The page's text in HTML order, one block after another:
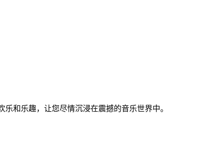
和乐趣，让您尽情沉浸在震撼的音乐世界中。